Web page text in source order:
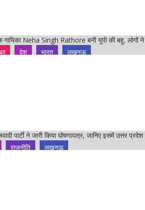
देश भारत लखनऊ
राजनीति लखनऊ